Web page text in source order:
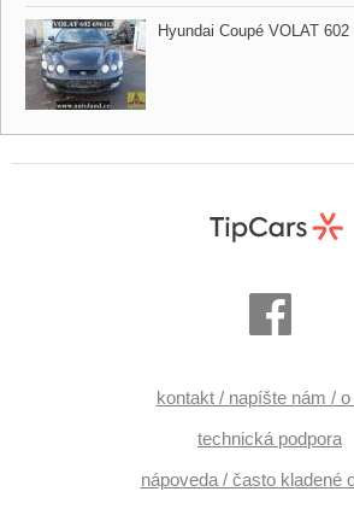
Hyundai Coupé VOLAT 602
kontakt / napíšte nám / o
technická podpora
nápoveda / často kladené